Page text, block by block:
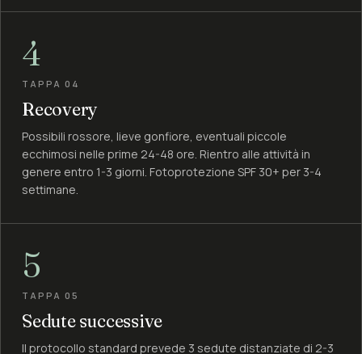
4
TAPPA 04
Recovery
Possibili rossore, lieve gonfiore, eventuali piccole
ecchimosi nelle prime 24-48 ore. Rientro alle attività in
genere entro 1-3 giorni. Fotoprotezione SPF 30+ per 3-4
settimane.
5
TAPPA 05
Sedute successive
Il protocollo standard prevede 3 sedute distanziate di 2-3